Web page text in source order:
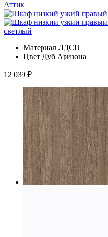
Материал ЛДСП
Цвет Дуб Аризона
12 039 ₽